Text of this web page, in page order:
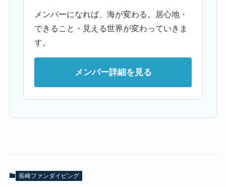
メンバーになれば、海が変わる。居心地・
できること・見える世界が変わっていきま
す。
メンバー詳細を見る
長崎ファンダイビング